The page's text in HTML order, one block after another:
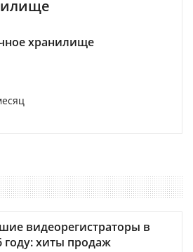
хранилище
видеорегистраторы в
году: хиты продаж